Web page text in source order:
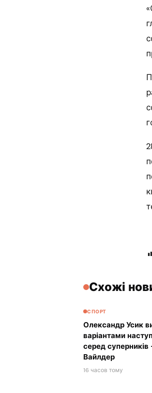
Схожі
СПОРТ
Олександр Усик
варіантами
серед
Вайлдер
16 часов тому